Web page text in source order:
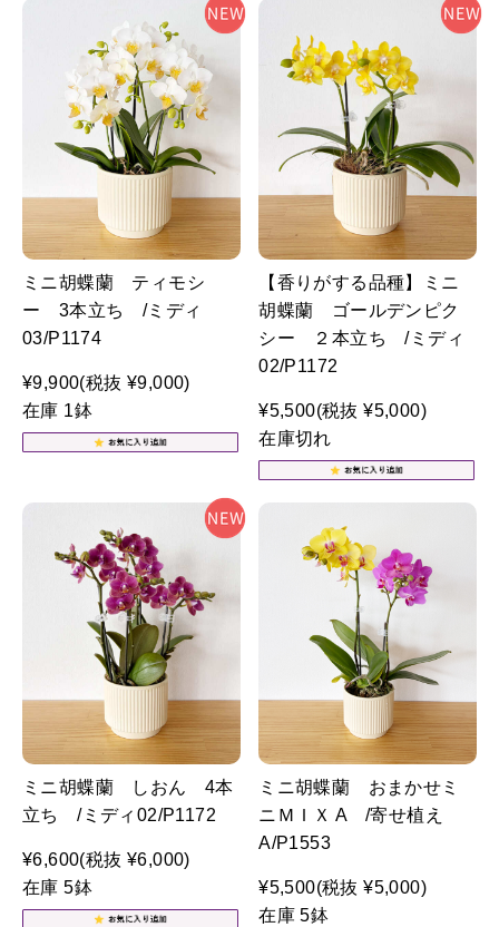
ミニ胡蝶蘭 ティモシ
ー 3本立ち /ミディ
03/P1174
¥9,900(税抜 ¥9,000)
在庫 1鉢
【香りがする品種】ミニ
胡蝶蘭 ゴールデンピク
シー ２本立ち /ミディ
02/P1172
¥5,500(税抜 ¥5,000)
在庫切れ
ミニ胡蝶蘭 しおん 4本
立ち /ミディ02/P1172
¥6,600(税抜 ¥6,000)
在庫 5鉢
ミニ胡蝶蘭 おまかせミ
ニＭＩＸ A /寄せ植え
A/P1553
¥5,500(税抜 ¥5,000)
在庫 5鉢